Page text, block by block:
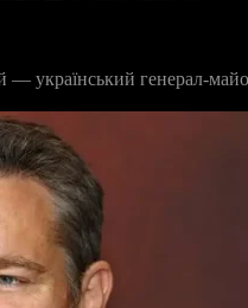
український генерал-